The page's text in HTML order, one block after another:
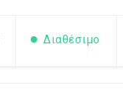
Διαθέσιμο